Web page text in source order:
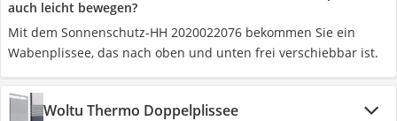
auch leicht bewegen?
Mit dem Sonnenschutz-HH 2020022076 bekommen Sie ein
Wabenplissee, das nach oben und unten frei verschiebbar ist.
Woltu Thermo Doppelplissee